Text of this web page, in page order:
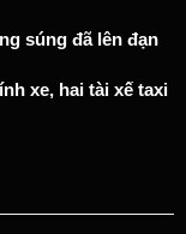
súng đã lên đạn
xe, hai tài xế taxi